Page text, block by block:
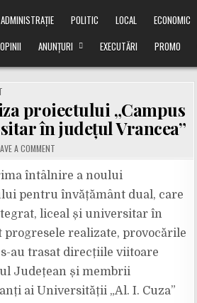
ADMINISTRAȚIE POLITIC LOCAL ECONOMIC
OPINII ANUNȚURI EXECUTĂRI PROMO
proiectului „Campus
în județul Vrancea”
A COMMENTON
ÎNTÂLNIRE
CJ
VRANCEA,
PENTRU
ANALIZA
PROIECTULUI
„CAMPUS
PROFESIONAL
INTEGRAT,
ȘI
UNIVERSITAR
ÎN
JUDEȚUL
VRANCEA”
întâlnire a noului
pentru învățământ dual, care
liceal și universitar în
realizate, provocările
au trasat direcțiile viitoare
Județean și membrii
ai Universității „Al. I. Cuza”